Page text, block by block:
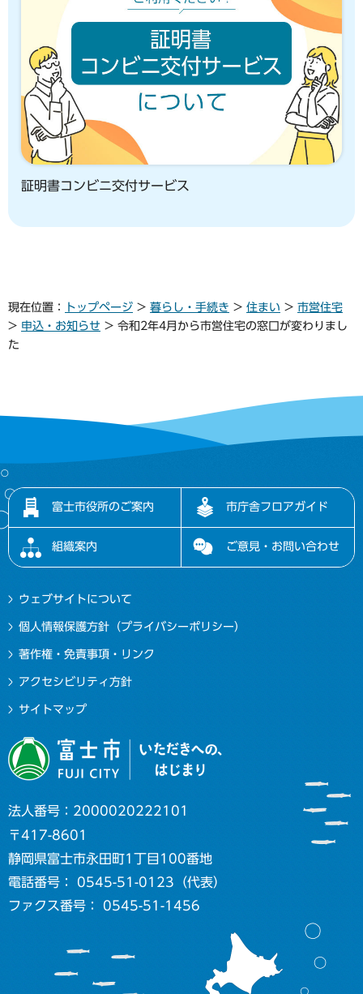
証明書コンビニ交付サービス
現在位置： トップページ > 暮らし・手続き > 住まい > 市営住宅
> 申込・お知らせ > 令和2年4月から市営住宅の窓口が変わりまし
た
富士市役所のご案内 市庁舎フロアガイド
組織案内 ご意見・お問い合わせ
ウェブサイトについて
個人情報保護方針（プライバシーポリシー）
著作権・免責事項・リンク
アクセシビリティ方針
サイトマップ
法人番号：2000020222101
〒417-8601
静岡県富士市永田町1丁目100番地
電話番号： 0545-51-0123（代表）
ファクス番号： 0545-51-1456